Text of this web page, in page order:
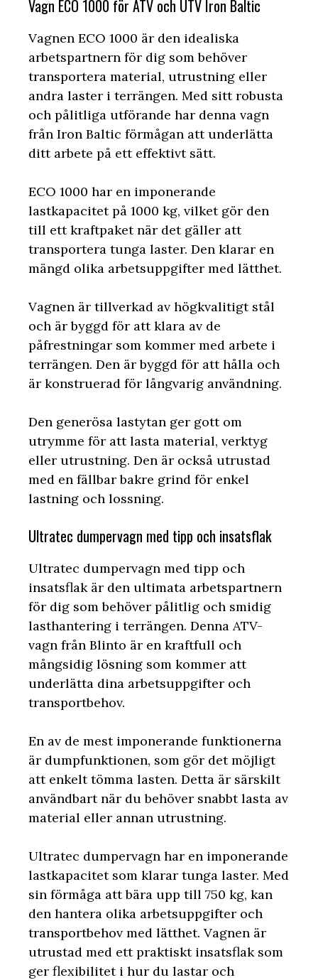
Vagn ECO 1000 för ATV och UTV Iron Baltic
Vagnen ECO 1000 är den idealiska
arbetspartnern för dig som behöver
transportera material, utrustning eller
andra laster i terrängen. Med sitt robusta
och pålitliga utförande har denna vagn
från Iron Baltic förmågan att underlätta
ditt arbete på ett effektivt sätt.
ECO 1000 har en imponerande
lastkapacitet på 1000 kg, vilket gör den
till ett kraftpaket när det gäller att
transportera tunga laster. Den klarar en
mängd olika arbetsuppgifter med lätthet.
Vagnen är tillverkad av högkvalitigt stål
och är byggd för att klara av de
påfrestningar som kommer med arbete i
terrängen. Den är byggd för att hålla och
är konstruerad för långvarig användning.
Den generösa lastytan ger gott om
utrymme för att lasta material, verktyg
eller utrustning. Den är också utrustad
med en fällbar bakre grind för enkel
lastning och lossning.
Ultratec dumpervagn med tipp och insatsflak
Ultratec dumpervagn med tipp och
insatsflak är den ultimata arbetspartnern
för dig som behöver pålitlig och smidig
lasthantering i terrängen. Denna ATV-
vagn från Blinto är en kraftfull och
mångsidig lösning som kommer att
underlätta dina arbetsuppgifter och
transportbehov.
En av de mest imponerande funktionerna
är dumpfunktionen, som gör det möjligt
att enkelt tömma lasten. Detta är särskilt
användbart när du behöver snabbt lasta av
material eller annan utrustning.
Ultratec dumpervagn har en imponerande
lastkapacitet som klarar tunga laster. Med
sin förmåga att bära upp till 750 kg, kan
den hantera olika arbetsuppgifter och
transportbehov med lätthet. Vagnen är
utrustad med ett praktiskt insatsflak som
ger flexibilitet i hur du lastar och